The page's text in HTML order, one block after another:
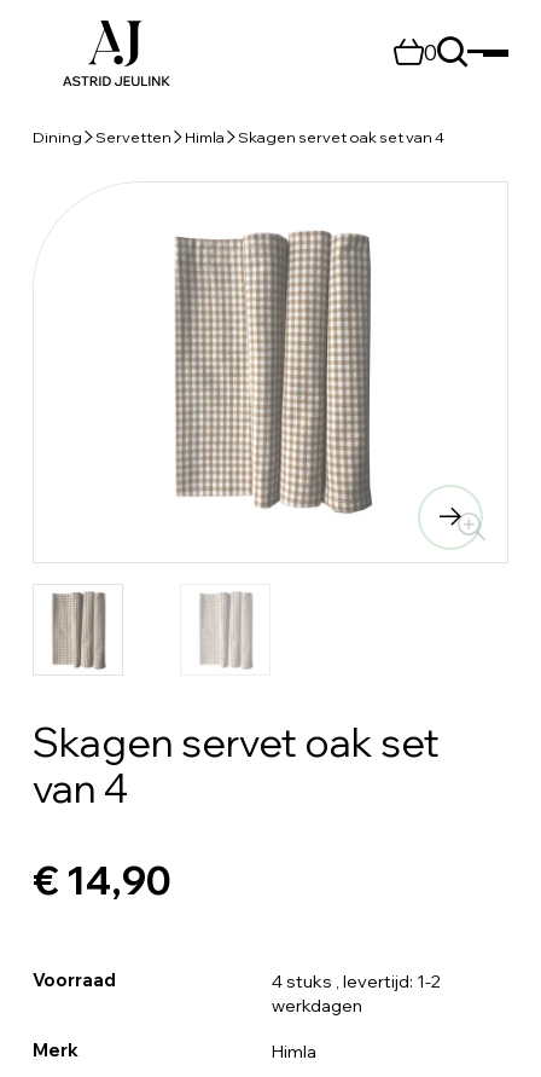
0
Dining Servetten Himla Skagen servet oak set van 4
Skagen servet oak set
van 4
€ 14,90
Voorraad 4 stuks , levertijd: 1-2
werkdagen
Merk Himla